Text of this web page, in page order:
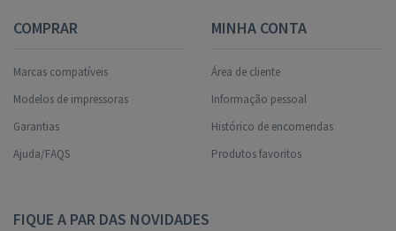
COMPRAR
Marcas compatíveis
Modelos de impressoras
Garantias
Ajuda/FAQS
MINHA CONTA
Área de cliente
Informação pessoal
Histórico de encomendas
Produtos favoritos
FIQUE A PAR DAS NOVIDADES